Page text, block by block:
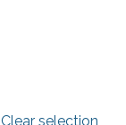
Clear selection